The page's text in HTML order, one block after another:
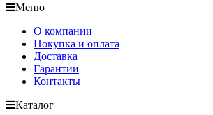
Меню
О компании
Покупка и оплата
Доставка
Гарантии
Контакты
Каталог